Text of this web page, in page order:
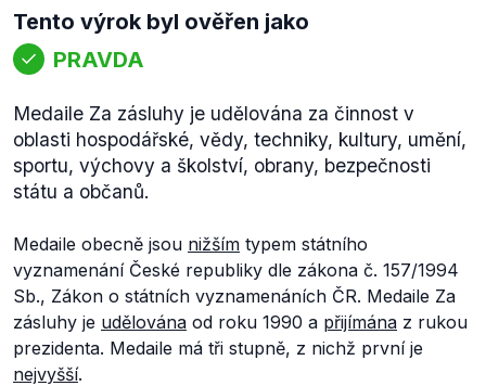
Tento výrok byl ověřen jako
PRAVDA
Medaile Za zásluhy je udělována za činnost v
oblasti hospodářské, vědy, techniky, kultury, umění,
sportu, výchovy a školství, obrany, bezpečnosti
státu a občanů.
Medaile obecně jsou nižším typem státního
vyznamenání České republiky dle zákona č. 157/1994
Sb., Zákon o státních vyznamenáních ČR. Medaile Za
zásluhy je udělována od roku 1990 a přijímána z rukou
prezidenta. Medaile má tři stupně, z nichž první je
nejvyšší.